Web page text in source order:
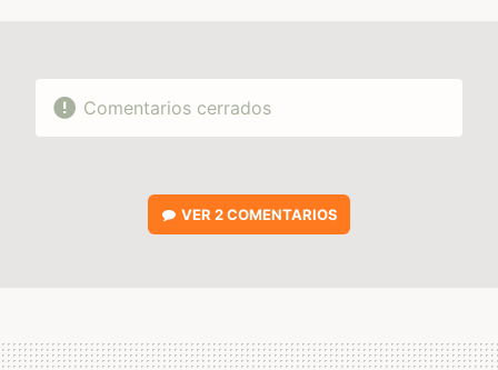
Comentarios cerrados
VER2 COMENTARIOS